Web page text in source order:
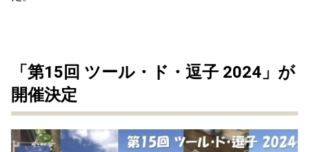
「第15回 ツール・ド・逗子 2024」が
開催決定